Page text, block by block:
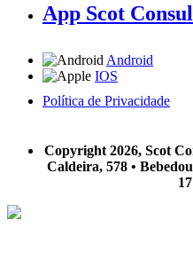
App Scot
Android
IOS
Política de Privacidade
Copyright 2026, Scot
Caldeira, 578 •